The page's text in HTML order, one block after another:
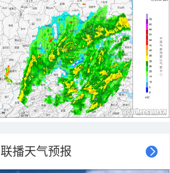
联播天气预报